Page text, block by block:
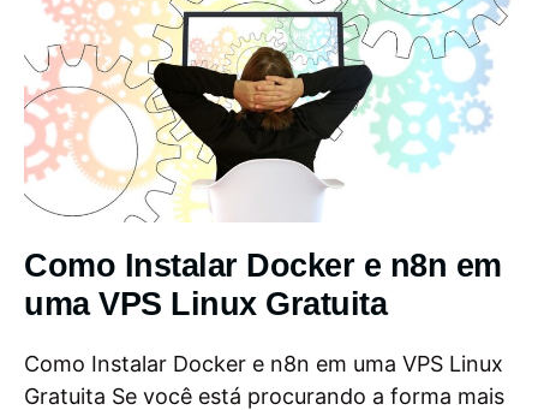
Como Instalar Docker e n8n em
uma VPS Linux Gratuita
Como Instalar Docker e n8n em uma VPS Linux
Gratuita Se você está procurando a forma mais